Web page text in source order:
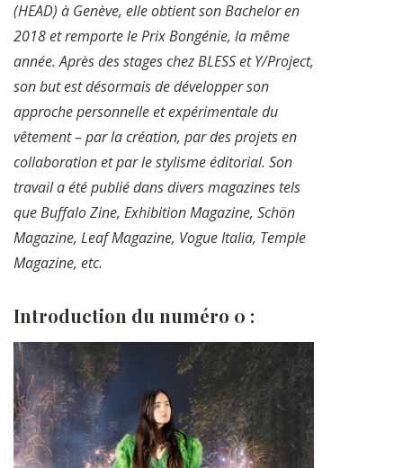
(HEAD) à Genève, elle obtient son Bachelor en
2018 et remporte le Prix Bongénie, la même
année. Après des stages chez BLESS et Y/Project,
son but est désormais de développer son
approche personnelle et expérimentale du
vêtement – par la création, par des projets en
collaboration et par le stylisme éditorial. Son
travail a été publié dans divers magazines tels
que Buffalo Zine, Exhibition Magazine, Schön
Magazine, Leaf Magazine, Vogue Italia, Temple
Magazine, etc.
Introduction du numéro 0 :